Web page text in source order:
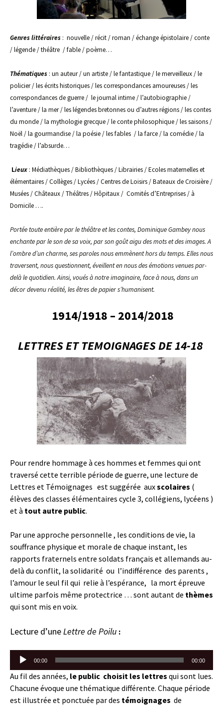
Genres littéraires : nouvelle / récit / roman / échange épistolaire / conte
/ légende / théâtre / fable / poème…
Thématiques : un auteur / un artiste / le fantastique / le merveilleux / le
policier / les écrits historiques / les correspondances amoureuses / les
correspondances de guerre / le journal intime / l’autobiographie /
l’aventure / la mer / les légendes bretonnes ou d’autres régions / les contes
du monde / la mythologie grecque / le conte philosophique / les saisons /
Noël / la gourmandise / la poésie / les fables / la farce / la comédie / la
tragédie / l’absurde…
Lieux : Médiathèques / Bibliothèques / Librairies / Ecoles maternelles et
élémentaires / Collèges / Lycées / Centres de Loisirs / Bateaux de Croisière /
Musées / Châteaux / Théâtres / Hôpitaux / Comités d’Entreprises / à
Domicile ….
Portée toute entière par le théâtre et les contes, Dominique Gambey nous
enchante par le son de sa voix, par son goût aigu des mots et des images. A
l’ombre d’un charme, ses paroles nous emmènent hors du temps. Elles nous
traversent, nous questionnent, éveillent en nous des émotions venues par-
delà le quotidien. Ainsi, voués à notre imaginaire, face à nous, dans un
décor devenu réalité, les êtres de papier s’humanisent.
1914/1918 – 2014/2018
LETTRES ET TEMOIGNAGES DE 14-18
Pour rendre hommage à ces hommes et femmes qui ont
traversé cette terrible période de guerre, une lecture de
Lettres et Témoignages est suggérée auxscolaires (
élèves des classes élémentaires cycle 3, collégiens, lycéens )
et à tout autre public.
Par une approche personnelle , les conditions de vie, la
souffrance physique et morale de chaque instant, les
rapports fraternels entre soldats français et allemands au-
delà du conflit, la solidarité ou l’indifférence des parents ,
l’amour le seul fil qui relie à l’espérance, la mort épreuve
ultime parfois même protectrice … sont autant de thèmes
qui sont mis en voix.
Lecture d’uneLettre de Poilu :
Lecteur
audio
00:00 00:00
Au fil des années, le public choisit les lettres qui sont lues.
Chacune évoque une thématique différente. Chaque période
est illustrée et ponctuée par des témoignages de